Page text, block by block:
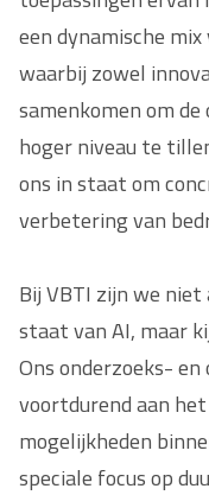
een dynamische
waarbij zowel
samenkomen om
hoger niveau te
ons in staat om
verbetering van
Bij VBTI zijn we
staat van AI, maar
Ons onderzoeks-
voortdurend aan
mogelijkheden
speciale focus op